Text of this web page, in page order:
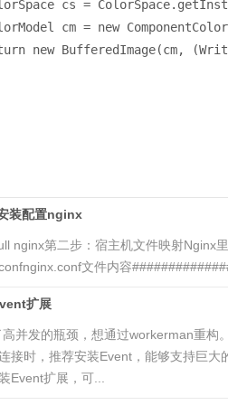
cs = ColorSpace.
cm = new
new
BufferedImage(cm,
装配置nginx
nginx第二步：宿主机文件映射Nginx
文件内容
扩展
并发的瓶颈，想通过workerman重
接时，推荐安装Event，能够支持巨
Event扩展，可...